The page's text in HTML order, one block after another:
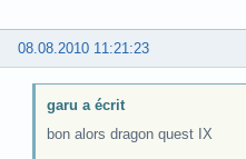
08.08.2010 11:21:23
garu a écrit
bon alors dragon quest IX